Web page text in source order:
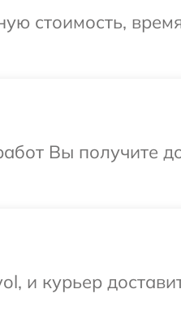
стоимость,
Вы получите
и курьер